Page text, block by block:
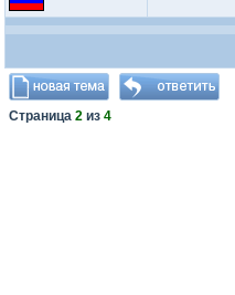
Страница 2 из 4